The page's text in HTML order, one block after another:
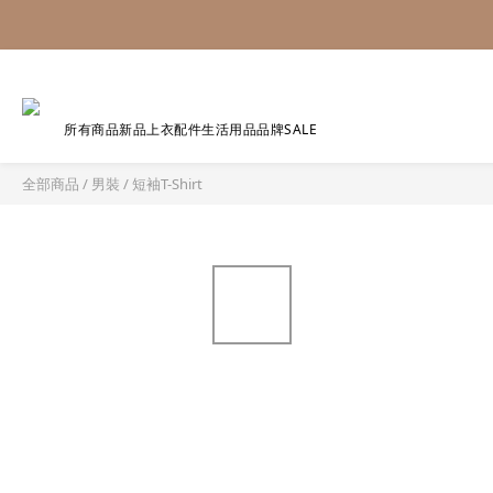
所有商品新品上衣配件生活用品品牌SALE
全部商品 / 男裝 /短袖T-Shirt